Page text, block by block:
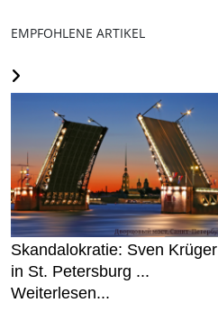
EMPFOHLENE ARTIKEL
Skandalokratie: Sven Krüger
in St. Petersburg ...
Weiterlesen...